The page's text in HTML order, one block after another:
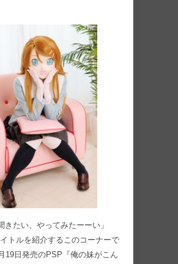
きたい、やってみたーーい」
トルを紹介するこのコーナーで
19日発売のPSP『俺の妹がこん